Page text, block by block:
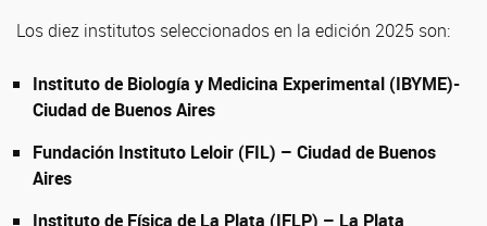
Los diez institutos seleccionados en la edición 2025 son:
Instituto de Biología y Medicina Experimental (IBYME)-
Ciudad de Buenos Aires
Fundación Instituto Leloir (FIL) – Ciudad de Buenos
Aires
Instituto de Física de La Plata (IFLP) – La Plata